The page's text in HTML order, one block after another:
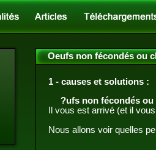
Oeufs non fécondés ou
1 - causes et solutions :
?ufs non fécondés
Il vous est arrivé (et il
Nous allons voir quelles